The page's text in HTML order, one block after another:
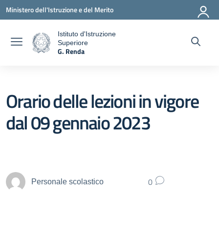
Vai ai contenuti
Vai al menu di navigazione
Vai al footer
Ministero dell'Istruzione e del Merito
Istituto d'Istruzione
Superiore
G. Renda
Orario delle lezioni in vigore
dal 09 gennaio 2023
Personale scolastico 0